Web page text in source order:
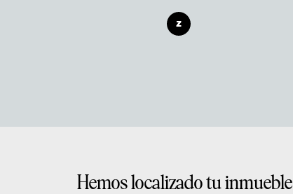
Hemos localizado tu inmueble